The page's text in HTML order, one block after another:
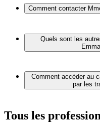
Nicolas 26100
Comment contacter
par téléphone au 04 75
Quels sont les
Mme Emmanuelle
Mme Jessica
Comment accéder au
par les
proximité des arrêts
Bus -
Tous les